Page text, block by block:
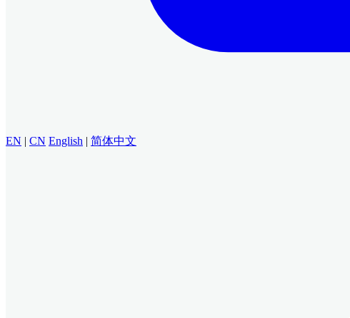
EN | CN English | 简体中文